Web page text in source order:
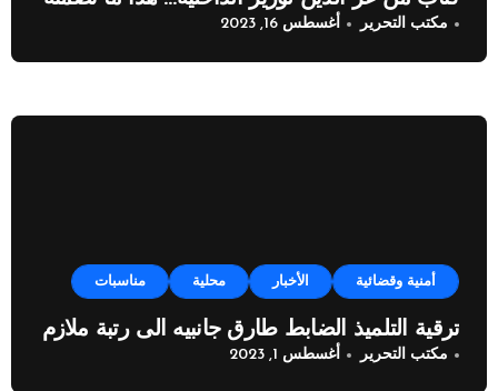
مكتب التحرير أغسطس 16, 2023
أمنية وقضائية الأخبار محلية مناسبات
ترقية التلميذ الضابط طارق جانبيه الى رتبة ملازم
مكتب التحرير أغسطس 1, 2023